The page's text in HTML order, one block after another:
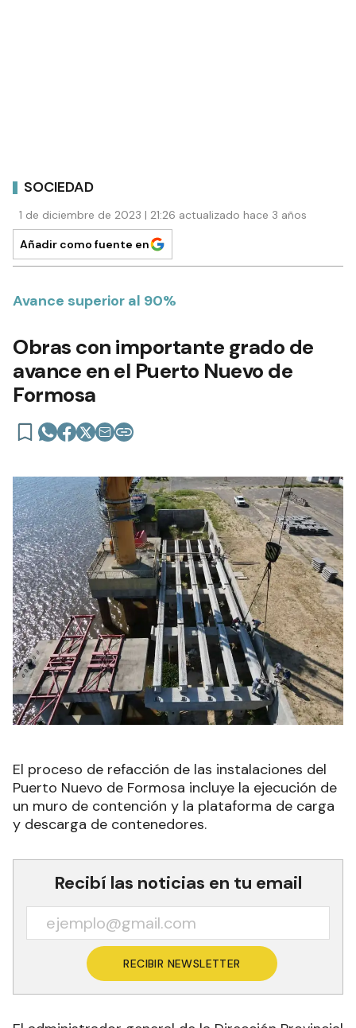
SOCIEDAD
1 de diciembre de 2023 | 21:26 actualizado hace 3 años
Añadir como fuente en
Avance superior al 90%
Obras con importante grado de
avance en el Puerto Nuevo de
Formosa
El proceso de refacción de las instalaciones del
Puerto Nuevo de Formosa incluye la ejecución de
un muro de contención y la plataforma de carga
y descarga de contenedores.
Recibí las noticias en tu email
RECIBIR NEWSLETTER